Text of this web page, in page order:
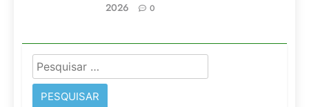
2026
0
Pesquisar
por: